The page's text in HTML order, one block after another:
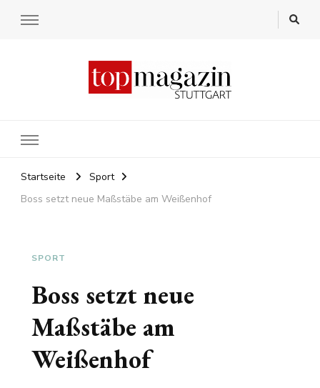
Startseite
Sport
Boss setzt neue Maßstäbe am Weißenhof
SPORT
Boss setzt neue
Maßstäbe am
Weißenhof